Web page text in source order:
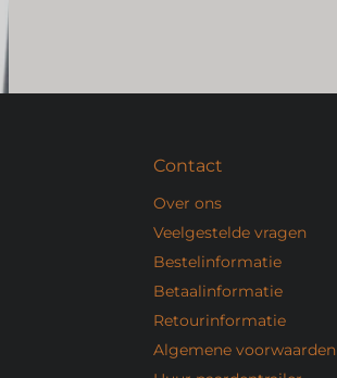
Contact
Over ons
Veelgestelde vragen
Bestelinformatie
Betaalinformatie
Retourinformatie
Algemene voorwaarden